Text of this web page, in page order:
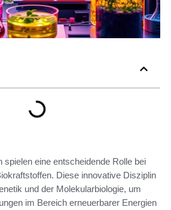
spielen eine entscheidende Rolle bei
Diese innovative Disziplin
und der Molekularbiologie, um
im Bereich erneuerbarer Energien